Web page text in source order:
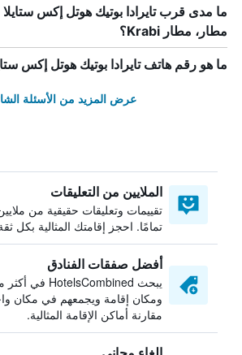
ما مدى قرب تايرادا بوتيك هوتل إكس
مطار، مطار Krabi؟
ما هو رقم هاتف تايرادا بوتيك هوتل إكس
عرض المزيد من الأسئلة
الملايين من التعليقات
تقييمات وتعليقات حقيقية من
تمامًا. احجز إقامتك المثالية بكل
أفضل صفقات الفنادق
ومكان إقامة ويجمعهم في مكان
مقارنة أماكن الإقامة المثالية.